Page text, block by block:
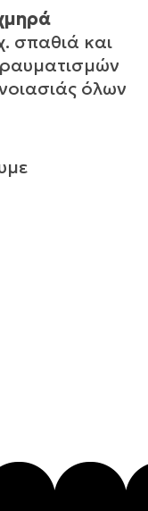
σπαθιά και
όλων